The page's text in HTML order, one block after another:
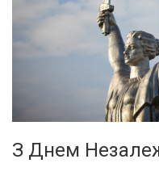
З Днем